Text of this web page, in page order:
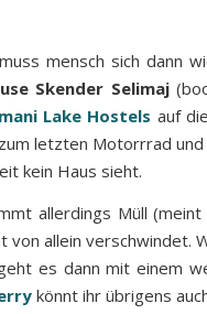
mensch sich dann
Skender Selimaj
Lake Hostels auf die
letzten Motorrrad
kein Haus sieht.
allerdings Müll
von allein verschwindet.
es dann mit einem
könnt ihr übrigens